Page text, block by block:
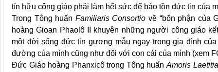
tín hữu công giáo phải làm hết sức để bảo tồn đức tin của
Trong Tông huấn Familiaris Consortiovề “bổn phận của
hoàng Gioan Phaolô II khuyên những người công giáo
một đời sống đức tin gương mẫu ngay trong gia đình
đường của mình cũng như đối với con cái của mình (xem
Đức Giáo hoàng Phanxicô trong Tông huấn Amoris